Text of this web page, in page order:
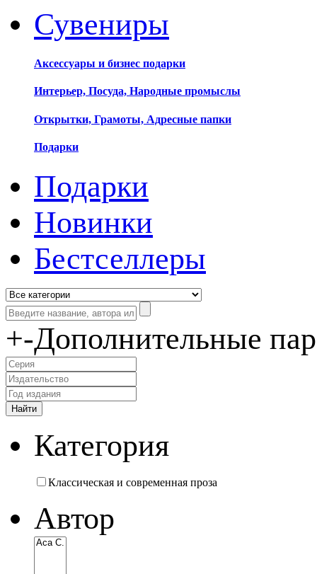
Сувениры
Аксессуары и бизнес подарки
Интерьер, Посуда, Народные промыслы
Открытки, Грамоты, Адресные папки
Подарки
Подарки
Новинки
Бестселлеры
+-Дополнительные
Категория
Классическая и современная проза
Автор